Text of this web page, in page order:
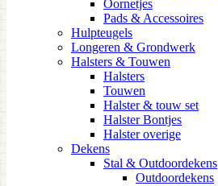
Oornetjes
Pads & Accessoires
Hulpteugels
Longeren & Grondwerk
Halsters & Touwen
Halsters
Touwen
Halster & touw set
Halster Bontjes
Halster overige
Dekens
Stal & Outdoordekens
Outdoordekens